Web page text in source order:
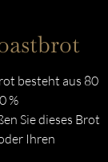
besteht aus 80
%
Sie dieses Brot
Ihren